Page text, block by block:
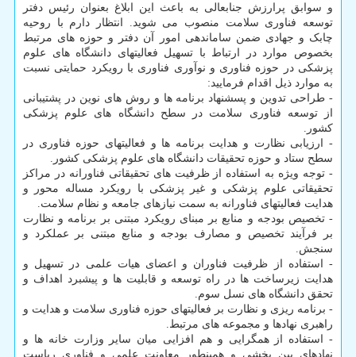
و سوابق پرارزش جنابعالی به باعث این ابلاغ بعنوان رئیس دفتر
توسعه فناوری سلامت منصوب می شوید. انتظار دارم با روحیه
چابک و جهادی ضمن ساماندهی امور آن دفتر و حوزه های مرتبط
بخصوص موارد در ارتباط با تسهیل فعالیتهای دانشگاه های علوم
پزشکی در حوزه فناوری و نوآوری فناوری با رویکرد حمایتی نسبت
به موارد ذیل اقدام فرمایید:
- طراحی تدوین و پسشنهاد برنامه ها و روش های نوین در پشتیبانی
از توسعه فناوری سلامت در سطح دانشگاه های علوم پزشکی
کشور.
- ارزیابی نظارت و هدایت برنامه ها و فعالیتهای حوزه فناوری در
سطح ستاد و حوزه تحقیقات دانشگاه های علوم پزشکی کشور.
- توجه ویژه به استفاده از ظرفیت های تحقیقاتی فناورانه در مراکز
تحقیقاتی علوم پزشکی و غیر پزشکی با رویکرد مساله محور و
هدایت فعالیتهای فناورانه به سمت نیازهای جامعه و نظام سلامت.
- تخصیص بودجه و منابع بر مبنای رویکرد مبتنی بر برنامه و نظارت
بر فرآیند تخصیص و مصارف بودجه و منابع مبتنی بر عملکرد و
سنجش.
- استفاده از ظرفیت فناوران و اعضای هیات علمی در تسهیل و
هدایت زیرساخت ها در راه توسعه و قابلیت ها و پیشبرد اهداف و
تحقق دانشگاه های نسل سوم.
- برنامه ریزی و نظارت بر فعالیتهای حوزه فناوری سلامت و هدایت و
راهبری نهادها و مجموعه های مرتبط.
- استفاده از همگرایی و هم افزایی میان سایر وزارت خانه ها و
نهادهای بین بخشی و همینطور معاونت علمی و فناوری ریاست